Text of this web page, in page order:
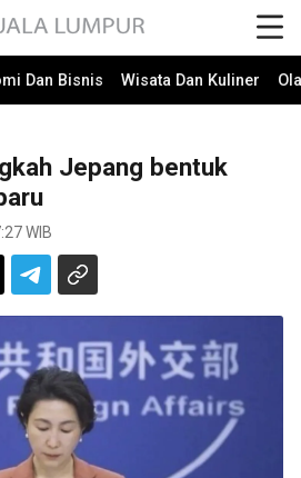
Dan Bisnis Wisata Dan Kuliner
Jepang bentuk
WIB